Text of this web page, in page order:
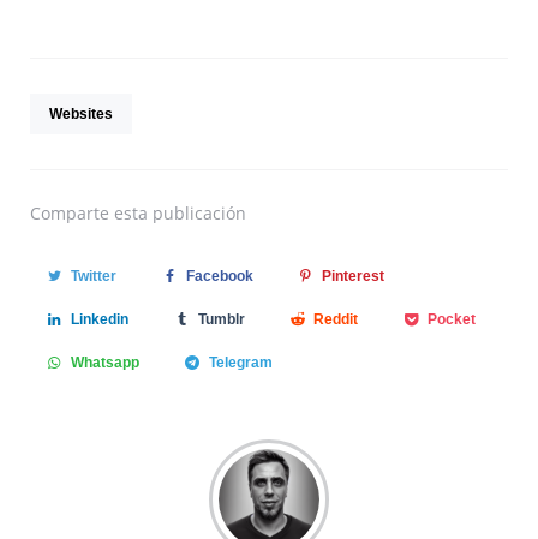
Websites
Comparte esta publicación
Twitter Facebook Pinterest
Linkedin Tumblr Reddit Pocket
Whatsapp Telegram